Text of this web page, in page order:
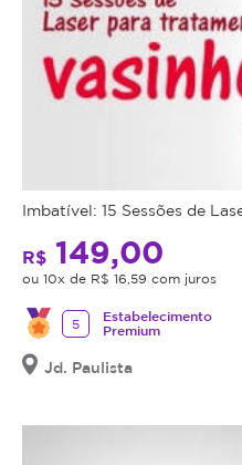
Imbatível: 15 Sessões de
R$ 149,00
ou 10x de R$ 16,59 com juros
5
Estabelecimento
Premium
Jd. Paulista